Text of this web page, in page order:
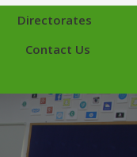
Directorates
Contact Us